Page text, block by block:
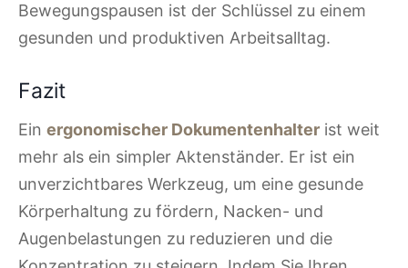
Bewegungspausen ist der Schlüssel zu einem
gesunden und produktiven Arbeitsalltag.
Fazit
Ein ergonomischer Dokumentenhalter ist weit
mehr als ein simpler Aktenständer. Er ist ein
unverzichtbares Werkzeug, um eine gesunde
Körperhaltung zu fördern, Nacken- und
Augenbelastungen zu reduzieren und die